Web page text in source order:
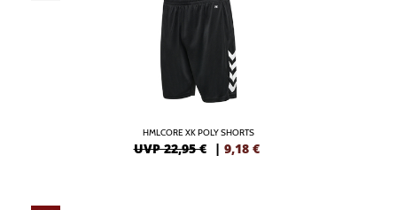
HMLCORE XK POLY SHORTS
UVP 22,95 € | 9,18 €